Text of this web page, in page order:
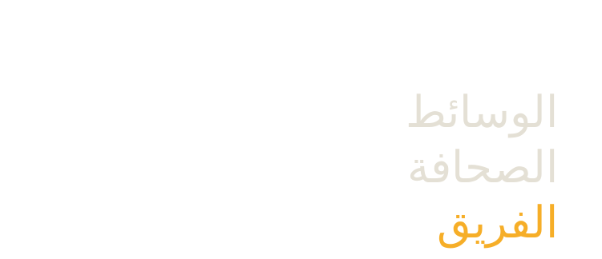
الوسائط
الصحافة
الفريق